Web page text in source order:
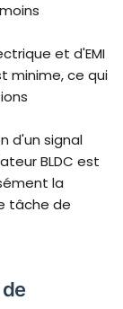
et d'EMI
minime, ce qui
d'un signal
BLDC est
la
tâche de